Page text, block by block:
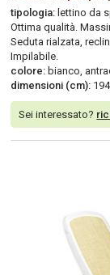
tipologia: lettino da
Ottima qualità.
Seduta rialzata,
Impilabile.
colore: bianco,
dimensioni (cm):
Sei interessato?